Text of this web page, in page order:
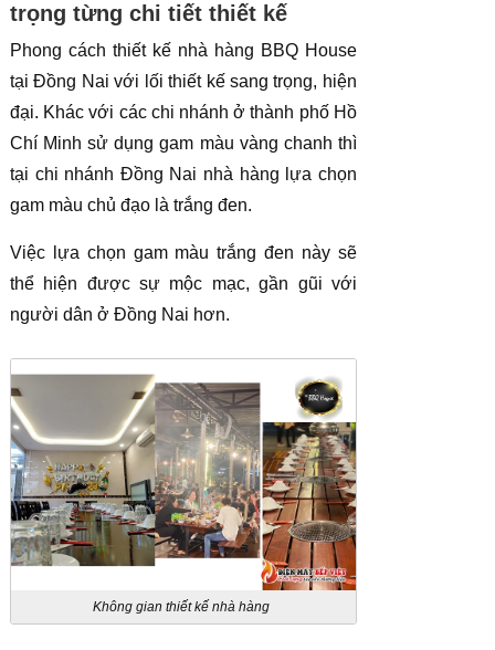
trọng từng chi tiết thiết kế
Phong cách thiết kế nhà hàng BBQ House
tại Đồng Nai với lối thiết kế sang trọng, hiện
đại. Khác với các chi nhánh ở thành phố Hồ
Chí Minh sử dụng gam màu vàng chanh thì
tại chi nhánh Đồng Nai nhà hàng lựa chọn
gam màu chủ đạo là trắng đen.
Việc lựa chọn gam màu trắng đen này sẽ
thể hiện được sự mộc mạc, gần gũi với
người dân ở Đồng Nai hơn.
Không gian thiết kế nhà hàng